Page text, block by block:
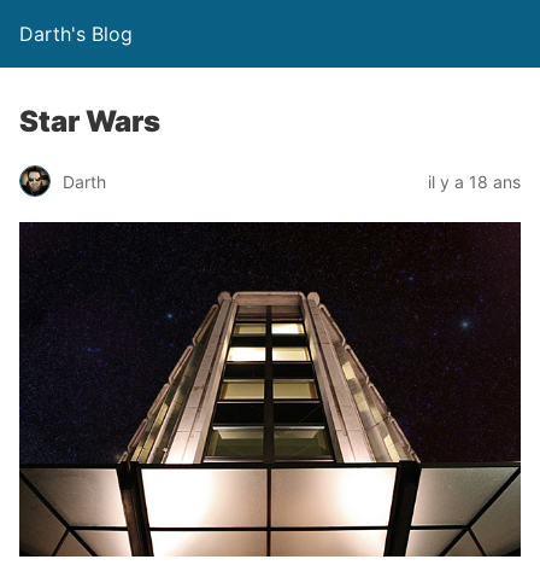
Darth's Blog
Star Wars
Darth il y a 18 ans